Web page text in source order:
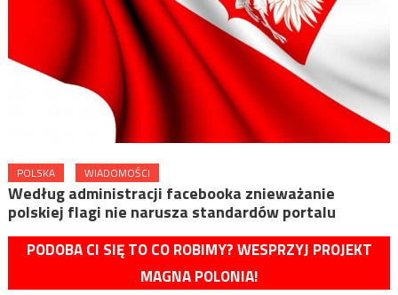
POLSKA WIADOMOŚCI
Według administracji facebooka znieważanie
polskiej flagi nie narusza standardów portalu
PODOBA CI SIĘ TO CO ROBIMY? WESPRZYJ PROJEKT
MAGNA POLONIA!